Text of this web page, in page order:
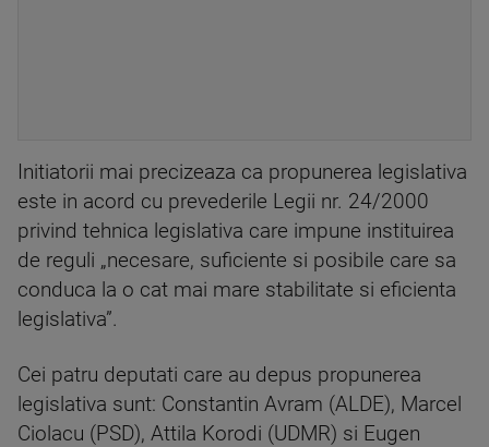
Initiatorii mai precizeaza ca propunerea legislativa
este in acord cu prevederile Legii nr. 24/2000
privind tehnica legislativa care impune instituirea
de reguli „necesare, suficiente si posibile care sa
conduca la o cat mai mare stabilitate si eficienta
legislativa”.
Cei patru deputati care au depus propunerea
legislativa sunt: Constantin Avram (ALDE), Marcel
Ciolacu (PSD), Attila Korodi (UDMR) si Eugen